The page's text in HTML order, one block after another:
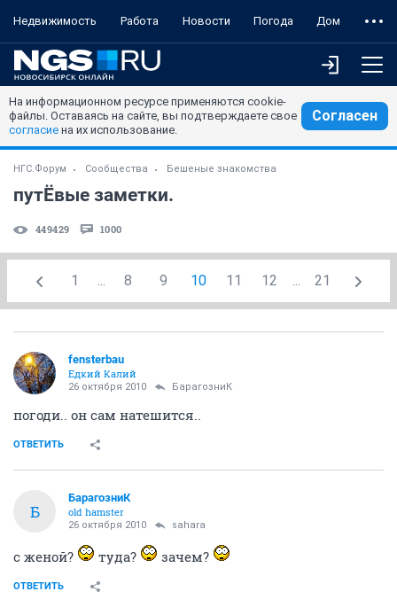
Недвижимость Работа Новости Погода Дом
На информационном ресурсе применяются cookie-
файлы. Оставаясь на сайте, вы подтверждаете свое
согласие на их использование.
Согласен
НГС.Форум Сообщества Бешеные знакомства
путЁвые заметки.
449429 1000
1 ... 8 9 10 11 12 ... 21
fensterbau
Едкий Калий
26 октября 2010 БарагозниК
погоди.. он сам натешится..
ОТВЕТИТЬ
Б
БарагозниК
old hamster
26 октября 2010 sahara
с женой? туда? зачем?
ОТВЕТИТЬ